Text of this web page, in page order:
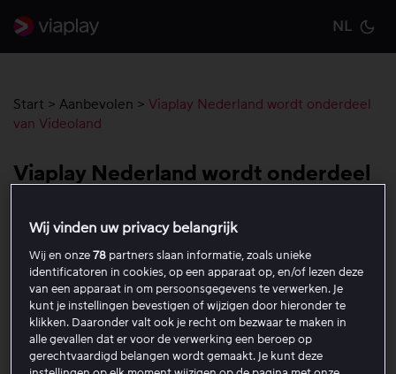
NL
Start > Aanbevolen > Viaplay Nederland wordt onderdeel
van Videoland
Viaplay Nederland wordt onderdeel
Viaplay Group heeft een overeenkomst gesloten om de
Nederlandse streaming- en tv-activiteiten onder te
brengen bij Videoland, een van de toonaangevende
streaming- en tv-aanbieders van Nederland. De
transactie zal naar verwachting in de komende maanden
worden afgerond, onder voorbehoud van de
Wij vinden uw privacy belangrijk
Wij en onze78 partners slaan informatie, zoals unieke
identificatoren in cookies, op een apparaat op, en/of lezen deze
van een apparaat in om persoonsgegevens te verwerken. Je
kunt je instellingen bevestigen of wijzigen door hieronder te
klikken. Daaronder valt ook je recht om bezwaar te maken in
alle gevallen dat er voor de verwerking een beroep op
gerechtvaardigd belangen wordt gemaakt. Je kunt deze